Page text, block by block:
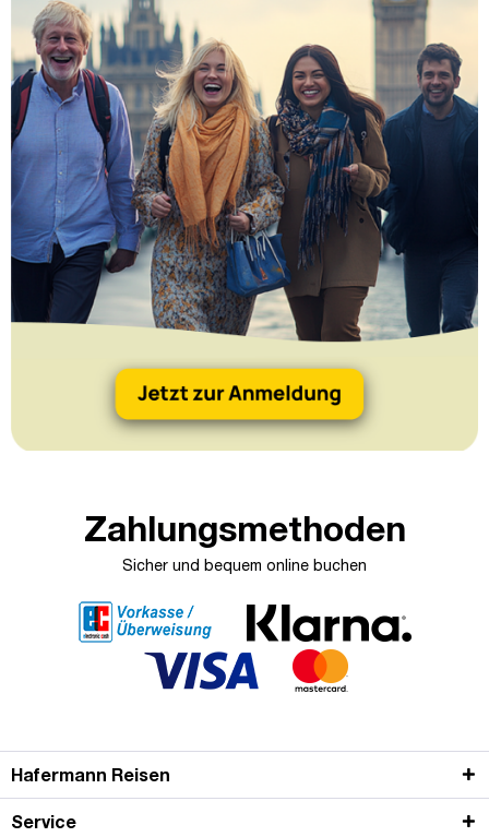
Zahlungsmethoden
Sicher und bequem online buchen
Hafermann Reisen
Service